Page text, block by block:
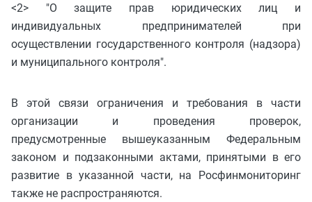
<2> "О защите прав юридических лиц и
индивидуальных предпринимателей при
осуществлении государственного контроля (надзора)
и муниципального контроля".
В этой связи ограничения и требования в части
организации и проведения проверок,
предусмотренные вышеуказанным Федеральным
законом и подзаконными актами, принятыми в его
развитие в указанной части, на Росфинмониторинг
также не распространяются.